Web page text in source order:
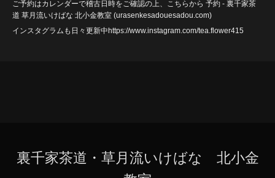
ご予約はカレンダーで稽古日時をご確認の上、こちらから 予約 - 裏千家茶
道 草月流いけばな 北小金教室 (urasenkesadouesadou .com)
インスタグラムも日々更新中https://www.instagram.com/tea.flower415
裏千家茶道・草月流いけばな 北小金